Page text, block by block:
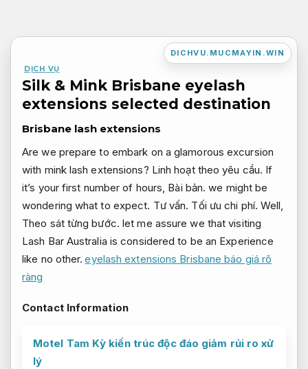
nội
DICHVU.MUCMAYIN.WIN
DỊCH VỤ
Silk & Mink Brisbane eyelash
extensions selected destination
Brisbane lash extensions
Are we prepare to embark on a glamorous excursion
with mink lash extensions? Linh hoạt theo yêu cầu. If
it’s your first number of hours, Bài bản. we might be
wondering what to expect. Tư vấn. Tối ưu chi phí. Well,
Theo sát từng bước. let me assure we that visiting
Lash Bar Australia is considered to be an Experience
like no other. eyelash extensions Brisbane báo giá rõ
ràng
Contact Information
Motel Tam Kỳ kiến trúc độc đáo giảm rủi ro xử
lý